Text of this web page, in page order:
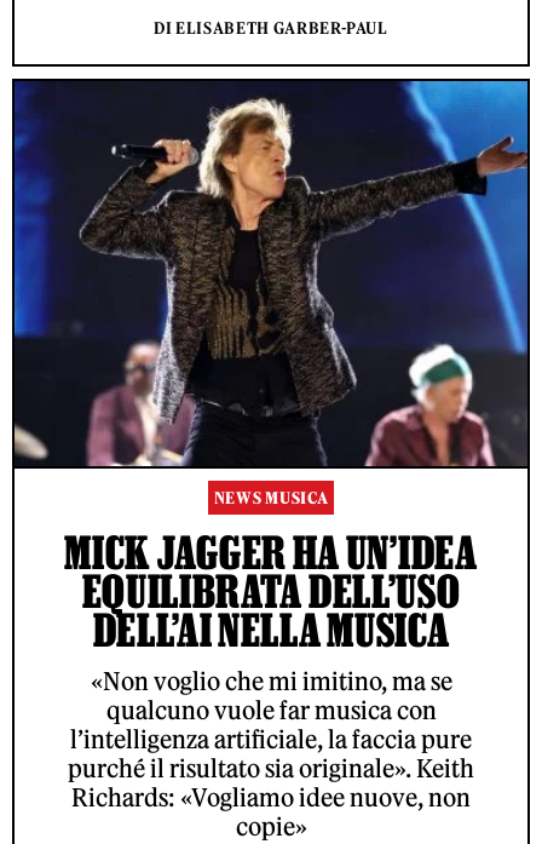
DI ELISABETH GARBER-PAUL
NEWS MUSICA
MICK JAGGER HA UN’IDEA
EQUILIBRATA DELL’USO
DELL’AI NELLA MUSICA
«Non voglio che mi imitino, ma se
qualcuno vuole far musica con
l’intelligenza artificiale, la faccia pure
purché il risultato sia originale». Keith
Richards: «Vogliamo idee nuove, non
copie»